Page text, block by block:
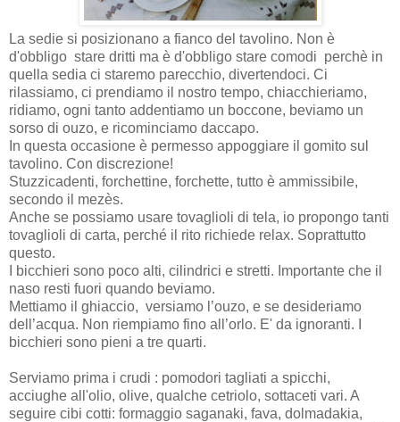
La sedie si posizionano a fianco del tavolino. Non è
d'obbligo stare dritti ma è d'obbligo stare comodi perchè in
quella sedia ci staremo parecchio, divertendoci. Ci
rilassiamo, ci prendiamo il nostro tempo, chiacchieriamo,
ridiamo, ogni tanto addentiamo un boccone, beviamo un
sorso di ouzo, e ricominciamo daccapo.
In questa occasione è permesso appoggiare il gomito sul
tavolino. Con discrezione!
Stuzzicadenti, forchettine, forchette, tutto è ammissibile,
secondo il mezès.
Αnche se possiamo usare tovaglioli di tela, io propongo tanti
tovaglioli di carta, perché il rito richiede relax. Soprattutto
questo.
I bicchieri sono poco alti, cilindrici e stretti. Importante che il
naso resti fuori quando beviamo.
Mettiamo il ghiaccio, versiamo l’ouzo, e se desideriamo
dell’acqua. Non riempiamo fino all’orlo. E' da ignoranti. I
bicchieri sono pieni a tre quarti.
Serviamo prima i crudi : pomodori tagliati a spicchi,
acciughe all'olio, olive, qualche cetriolo, sottaceti vari. A
seguire cibi cotti: formaggio saganaki, fava, dolmadakia,